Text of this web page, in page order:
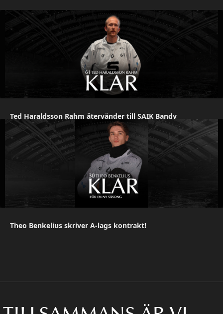
Ted Haraldsson Rahm återvänder till SAIK Bandy
Theo Benkelius skriver A-lags kontrakt!